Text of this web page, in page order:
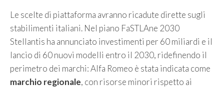
Le scelte di piattaforma avranno ricadute dirette sugli
stabilimenti italiani. Nel piano FaSTLAne 2030
Stellantis ha annunciato investimenti per 60 miliardi e il
lancio di 60 nuovi modelli entro il 2030, ridefinendo il
perimetro dei marchi: Alfa Romeo è stata indicata come
marchio regionale, con risorse minori rispetto ai